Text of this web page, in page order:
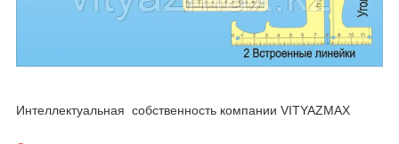
Интеллектуальная собственность компании VITYAZMAX